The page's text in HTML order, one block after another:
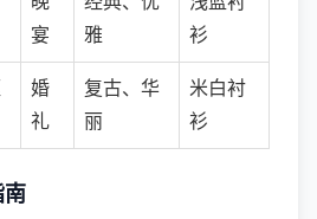
宴
雅
衫
婚
礼
复古、华
丽
米白衬
衫
南